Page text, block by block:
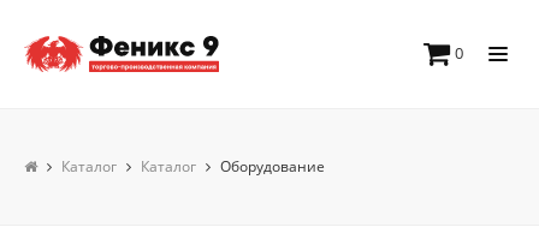
0
Каталог Каталог Оборудование